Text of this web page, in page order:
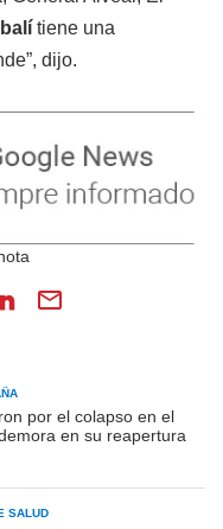
tiene una
dijo.
por el colapso en el
en su reapertura
SALUD